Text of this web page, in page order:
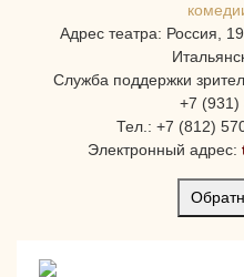
Адрес театра: Россия,
Служба поддержки
+7 (931)
Тел.: +7 (812)
Электронный адрес: